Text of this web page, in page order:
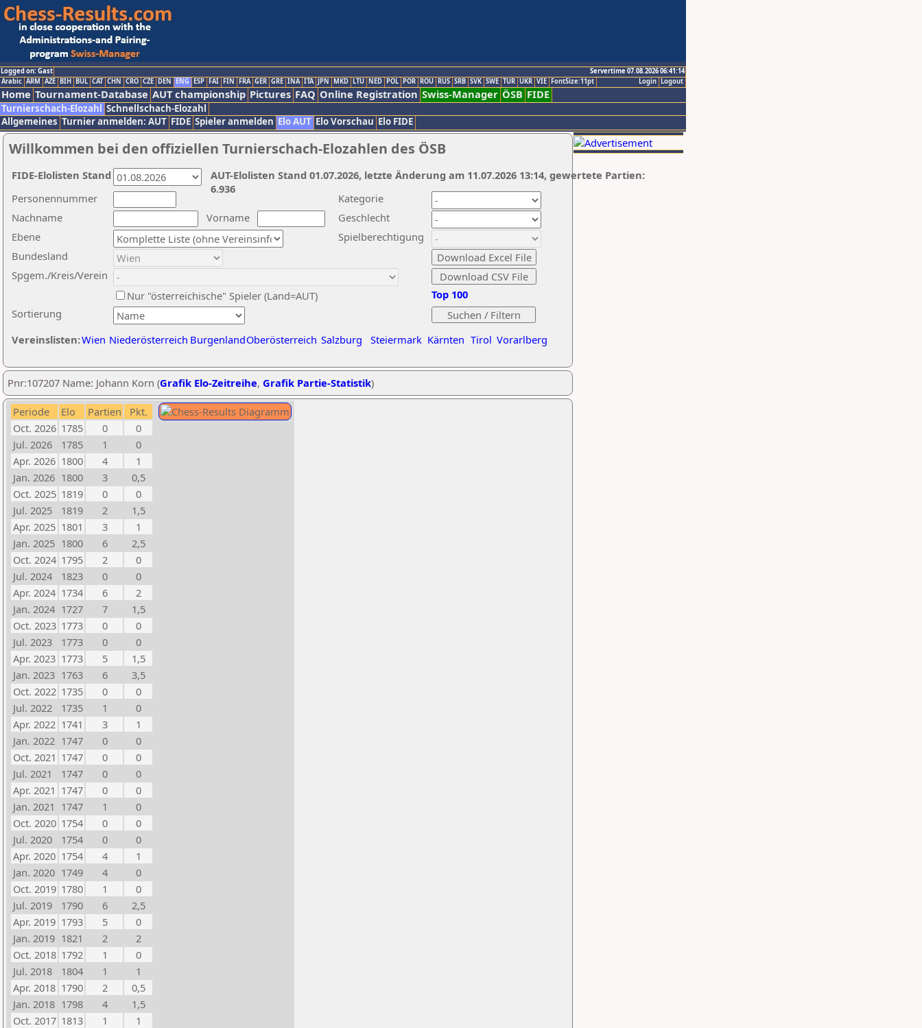
Logged on: Gast
Servertime 07.08.2026 06:41:14
Logout
Login
Arabic ARM AZE BIH BUL CAT CHN CRO CZE DEN ENG ESP FAI FIN FRA GER GRE INA ITA JPN MKD LTU NED POL POR ROU RUS SRB SVK SWE TUR UKR VIE FontSize:11pt
Home Tournament-Database AUT championship Pictures FAQ Online Registration Swiss-Manager ÖSB FIDE
Turnierschach-Elozahl Schnellschach-Elozahl
Allgemeines Turnier anmelden: AUT FIDE Spieler anmelden Elo AUT Elo Vorschau Elo FIDE
Willkommen bei den offiziellen Turnierschach-Elozahlen des ÖSB
Nachname
Vorname
Ebene
Kategorie
Sortierung
Personennummer
Bundesland
Spgem./Kreis/Verein
Geschlecht
Nur "österreichische" Spieler (Land=AUT)
Spielberechtigung
Vereinslisten:Wien Niederösterreich BurgenlandOberösterreich Salzburg Steiermark Kärnten Tirol Vorarlberg
Top 100
AUT-Elolisten Stand 01.07.2026, letzte Änderung am 11.07.2026 13:14, gewertete Partien:
6.936
FIDE-Elolisten Stand
Pnr:107207 Name: Johann Korn (Grafik Elo-Zeitreihe, Grafik Partie-Statistik)
Periode Elo Partien
Pkt.
Oct. 2026 1785 0
0
Jul. 2026
1785 1
0
Apr. 2026 1800 4
1
Jan. 2026 1800 3
0,5
Oct. 2025 1819 0
0
Jul. 2025
1819 2
1,5
Apr. 2025 1801 3
1
Jan. 2025 1800 6
2,5
Oct. 2024 1795 2
0
Jul. 2024
1823 0
0
Apr. 2024 1734 6
2
Jan. 2024 1727 7
1,5
Oct. 2023 1773 0
0
Jul. 2023
1773 0
0
Apr. 2023 1773 5
1,5
Jan. 2023 1763 6
3,5
Oct. 2022 1735 0
0
Jul. 2022
1735 1
0
Apr. 2022 1741 3
1
Jan. 2022 1747 0
0
Oct. 2021 1747 0
0
Jul. 2021
1747 0
0
Apr. 2021 1747 0
0
Jan. 2021 1747 1
0
Oct. 2020 1754 0
0
Jul. 2020
1754 0
0
Apr. 2020 1754 4
1
Jan. 2020 1749 4
0
Oct. 2019 1780 1
0
Jul. 2019
1790 6
2,5
Apr. 2019 1793 5
0
Jan. 2019 1821 2
2
Oct. 2018 1792 1
0
Jul. 2018
1804 1
1
Apr. 2018 1790 2
0,5
Jan. 2018 1798 4
1,5
Oct. 2017 1813 1
1